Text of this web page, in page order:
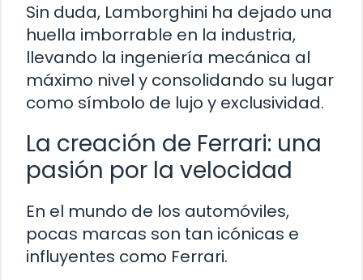
Sin duda, Lamborghini ha dejado una
huella imborrable en la industria,
llevando la ingeniería mecánica al
máximo nivel y consolidando su lugar
como símbolo de lujo y exclusividad.
La creación de Ferrari: una
pasión por la velocidad
En el mundo de los automóviles,
pocas marcas son tan icónicas e
influyentes como Ferrari.